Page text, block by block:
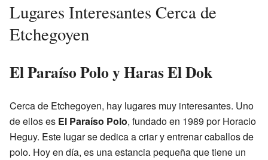
Lugares Interesantes Cerca de
Etchegoyen
El Paraíso Polo y Haras El Dok
Cerca de Etchegoyen, hay lugares muy interesantes. Uno
de ellos es El Paraíso Polo, fundado en 1989 por Horacio
Heguy. Este lugar se dedica a criar y entrenar caballos de
polo. Hoy en día, es una estancia pequeña que tiene un